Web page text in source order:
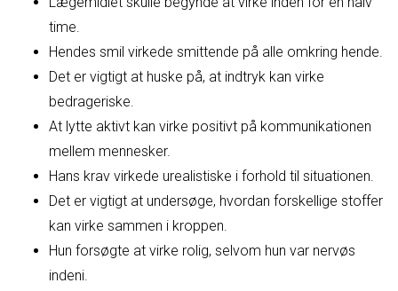
time.
Hendes smil virkede smittende på alle omkring hende.
Det er vigtigt at huske på, at indtryk kan virke
bedrageriske.
At lytte aktivt kan virke positivt på kommunikationen
mellem mennesker.
Hans krav virkede urealistiske i forhold til situationen.
Det er vigtigt at undersøge, hvordan forskellige stoffer
kan virke sammen i kroppen.
Hun forsøgte at virke rolig, selvom hun var nervøs
indeni.